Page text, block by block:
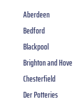
Aberdeen
Bedford
Blackpool
Brighton and Hove
Chesterfield
Der Potteries